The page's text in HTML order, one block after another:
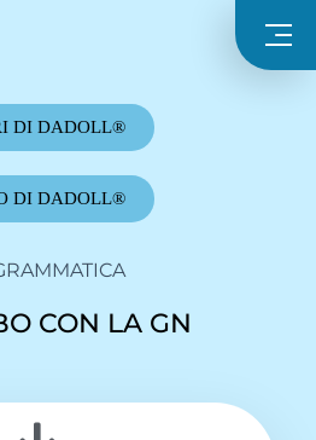
DI DADOLL®
DI DADOLL®
CON LA GN